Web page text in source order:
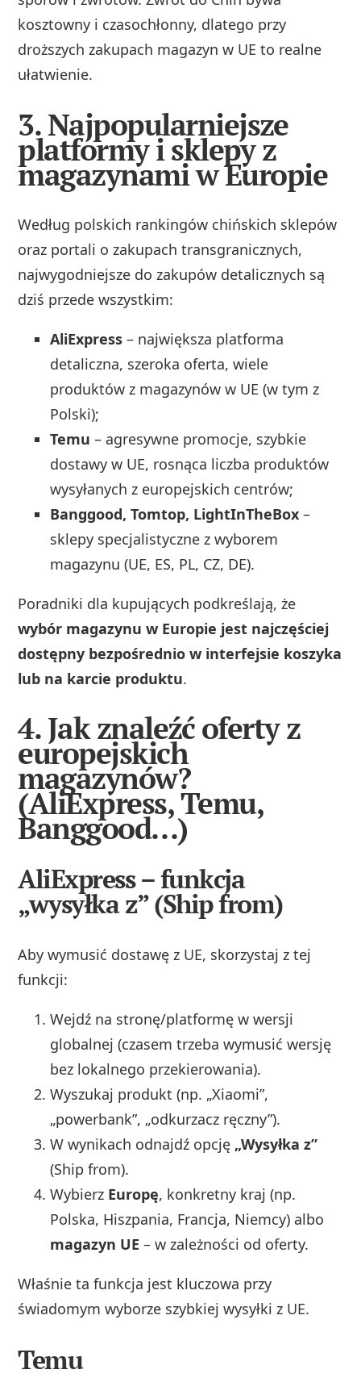
kosztowny i czasochłonny, dlatego przy
droższych zakupach magazyn w UE to realne
ułatwienie.
3. Najpopularniejsze
platformy i sklepy z
magazynami w Europie
Według polskich rankingów chińskich sklepów
oraz portali o zakupach transgranicznych,
najwygodniejsze do zakupów detalicznych są
dziś przede wszystkim:
AliExpress – największa platforma
detaliczna, szeroka oferta, wiele
produktów z magazynów w UE (w tym z
Polski);
Temu – agresywne promocje, szybkie
dostawy w UE, rosnąca liczba produktów
wysyłanych z europejskich centrów;
Banggood, Tomtop, LightInTheBox –
sklepy specjalistyczne z wyborem
magazynu (UE, ES, PL, CZ, DE).
Poradniki dla kupujących podkreślają, że
wybór magazynu w Europie jest najczęściej
dostępny bezpośrednio w interfejsie koszyka
lub na karcie produktu.
4. Jak znaleźć oferty z
europejskich
magazynów?
(AliExpress, Temu,
Banggood…)
AliExpress – funkcja
„wysyłka z” (Ship from)
Aby wymusić dostawę z UE, skorzystaj z tej
funkcji:
Wejdź na stronę/platformę w wersji
globalnej (czasem trzeba wymusić wersję
bez lokalnego przekierowania).
Wyszukaj produkt (np. „Xiaomi”,
„powerbank”, „odkurzacz ręczny”).
W wynikach odnajdź opcję „Wysyłka z”
(Ship from).
Wybierz Europę, konkretny kraj (np.
Polska, Hiszpania, Francja, Niemcy) albo
magazyn UE – w zależności od oferty.
Właśnie ta funkcja jest kluczowa przy
świadomym wyborze szybkiej wysyłki z UE.
Temu